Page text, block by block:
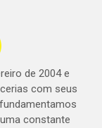
de 2004 e
com seus
constante